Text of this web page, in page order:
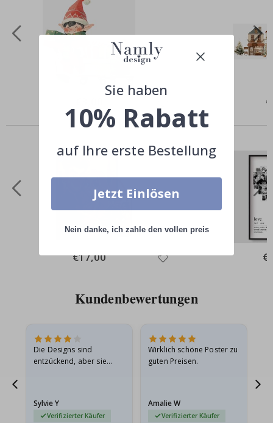
Price
Andere kauften auch
Special
Price
€17,00
Kundenbewertungen
Die Designs sind
entzückend, aber sie
sie…
Sylvie Y
Verifizierter Käufer
Wirklich schöne Poster zu
guten Preisen.
Amalie W
Verifizierter Käufer
Sie haben
10% Rabatt
auf Ihre erste Bestellung
Jetzt Einlösen
Nein danke, ich zahle den vollen preis